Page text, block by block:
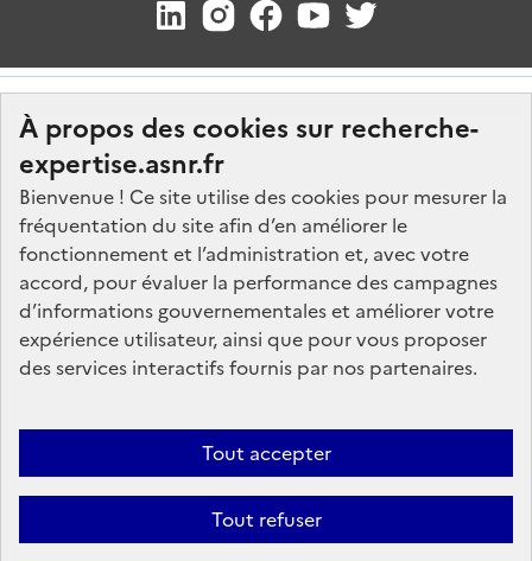
À propos des cookies sur recherche-
expertise.asnr.fr
Bienvenue ! Ce site utilise des cookies pour mesurer la
fréquentation du site afin d’en améliorer le
fonctionnement et l’administration et, avec votre
accord, pour évaluer la performance des campagnes
d’informations gouvernementales et améliorer votre
expérience utilisateur, ainsi que pour vous proposer
des services interactifs fournis par nos partenaires.
Tout accepter
Tout refuser
Nos marchés
Nos offres d'emploi
FAQ
Glossaire
Plan du site